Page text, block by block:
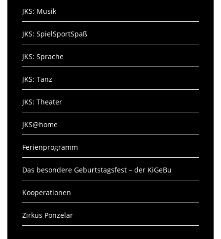
JKS: Musik
JKS: SpielSportSpaß
JKS: Sprache
JKS: Tanz
JKS: Theater
JKS@home
Ferienprogramm
Das besondere Geburtstagsfest – der KiGeBu
Kooperationen
Zirkus Ponzelar